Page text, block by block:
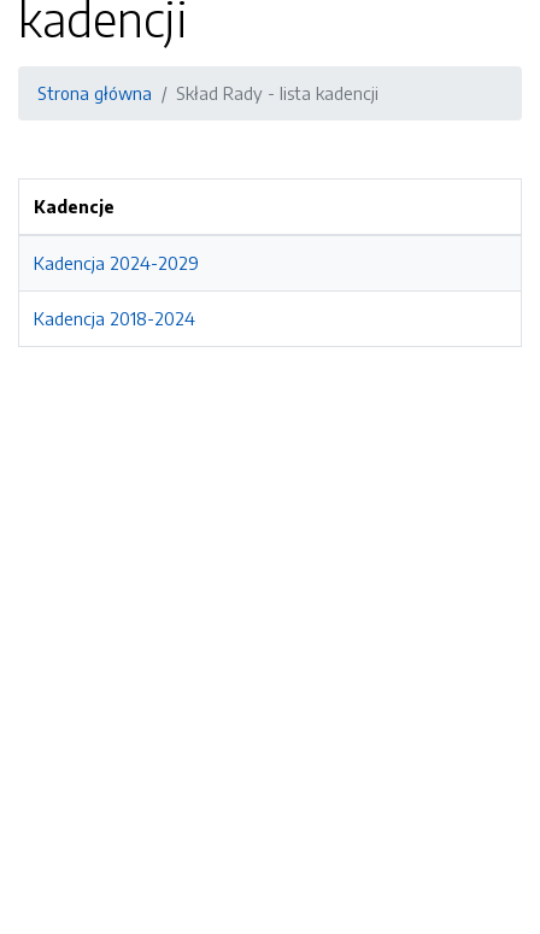
kadencji
Strona główna Skład Rady - lista kadencji
Kadencje
Kadencja 2024-2029
Kadencja 2018-2024